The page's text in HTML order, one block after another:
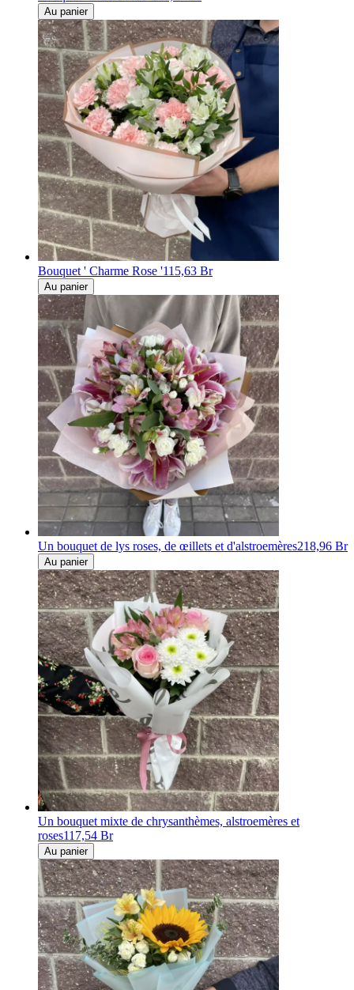
Au panier
Bouquet ' Charme Rose '115,63 Br
Au panier
Un bouquet de lys roses, de œillets et d'alstroemères218,96 Br
Au panier
Un bouquet mixte de chrysanthèmes, alstroemères et
roses117,54 Br
Au panier